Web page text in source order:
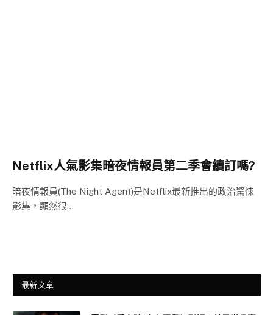
Netflix人氣影集暗夜情報員第二季會續訂嗎?
暗夜情報員(The Night Agent)是Netflix最新推出的政治驚悚
影集，顯然很…
最新文章